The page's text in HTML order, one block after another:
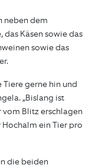
neben dem
das Käsen sowie das
sowie das
Tiere gerne hin und
„Bislang ist
vom Blitz erschlagen
ein Tier pro
die beiden